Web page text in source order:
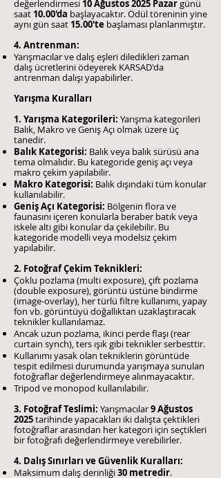
değerlendirmesi 10 Ağustos 2025 Pazargünü
saat 10.00'da başlayacaktır. Ödül töreninin yine
aynı gün saat 15.00'te başlaması planlanmıştır.
4. Antrenman:
Yarışmacılar ve dalış eşleri diledikleri zaman
dalış ücretlerini ödeyerek KARSAD'da
antrenman dalışı yapabilirler.
Yarışma Kuralları
1. Yarışma Kategorileri: Yarışma kategorileri
Balık, Makro ve Geniş Açı olmak üzere üç
tanedir.
Balık Kategorisi: Balık veya balık sürüsü ana
tema olmalıdır. Bu kategoride geniş açı veya
makro çekim yapılabilir.
Makro Kategorisi: Balık dışındaki tüm konular
kullanılabilir.
Geniş Açı Kategorisi: Bölgenin flora ve
faunasını içeren konularla beraber batık veya
iskele altı gibi konular da çekilebilir. Bu
kategoride modelli veya modelsiz çekim
yapılabilir.
2. Fotoğraf Çekim Teknikleri:
Çoklu pozlama (multi exposure), çift pozlama
(double exposure), görüntü üstüne bindirme
(image-overlay), her türlü filtre kullanımı, yapay
fon vb. görüntüyü doğallıktan uzaklaştıracak
teknikler kullanılamaz.
Ancak uzun pozlama, ikinci perde flaşı (rear
curtain synch), ters ışık gibi teknikler serbesttir.
Kullanımı yasak olan tekniklerin görüntüde
tespit edilmesi durumunda yarışmaya sunulan
fotoğraflar değerlendirmeye alınmayacaktır.
Tripod ve monopod kullanılabilir.
3. Fotoğraf Teslimi: Yarışmacılar9 Ağustos
2025tarihinde yapacakları iki dalışta çektikleri
fotoğraflar arasından her kategori için seçtikleri
bir fotoğrafı değerlendirmeye verebilirler.
4. Dalış Sınırları ve Güvenlik Kuralları:
Maksimum dalış derinliği30 metredir.